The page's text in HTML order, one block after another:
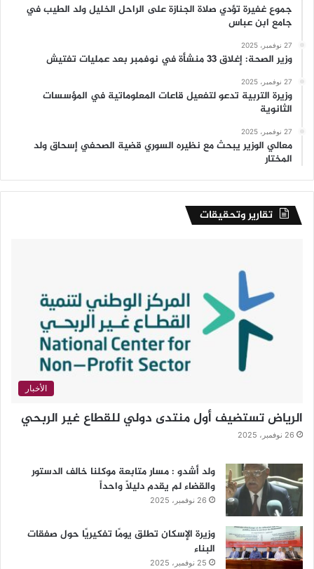
جموع غفيرة تؤدي صلاة الجنازة على الراحل الخليل ولد الطيب في
جامع ابن عباس
27 نوفمبر، 2025
وزير الصحة: إغلاق 33 منشأة في نوفمبر بعد عمليات تفتيش
27 نوفمبر، 2025
وزيرة التربية تدعو لتفعيل قاعات المعلوماتية في المؤسسات
الثانوية
27 نوفمبر، 2025
معالي الوزير يبحث مع نظيره السوري قضية الصحفي إسحاق ولد
المختار
تقارير وتحقيقات
الأخبار
الرياض تستضيف أول منتدى دولي للقطاع غير الربحي
26 نوفمبر، 2025
ولد أشدو : مسار متابعة موكلنا خالف الدستور
والقضاء لم يقدم دليلاً واحداً
26 نوفمبر، 2025
وزيرة الإسكان تطلق يومًا تفكيريًا حول صفقات
البناء
25 نوفمبر، 2025